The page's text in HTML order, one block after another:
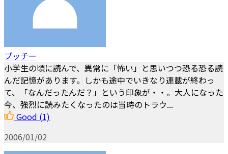
ブッチー
小学生の頃に読んで、異常に「怖い」と思いつつ恐る恐る読
んだ記憶があります。しかも途中でいきなり連載が終わっ
て、「なんだったんだ？」という印象が・・。大人になった
今、強烈に読みたくなったのは当時のトラウ...
Good (1)
2006/01/02